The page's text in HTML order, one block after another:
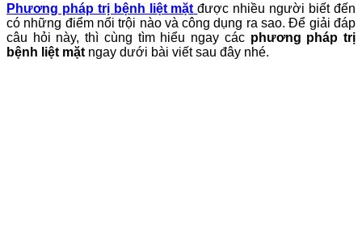
Phương pháp trị bệnh liệt mặt được nhiều người biết đến
có những điểm nổi trội nào và công dụng ra sao. Để giải đáp
câu hỏi này, thì cùng tìm hiểu ngay các phương pháp trị
bệnh liệt mặt ngay dưới bài viết sau đây nhé.